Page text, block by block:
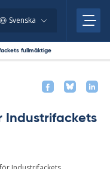
Svenska
fullmäktige
Industrifackets